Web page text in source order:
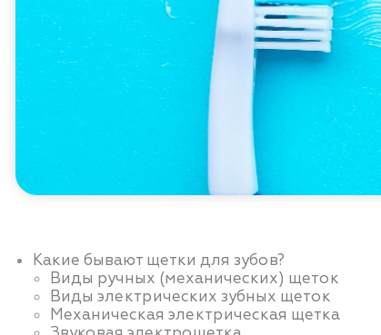
Какие бывают щетки для зубов?
Виды ручных (механических) щеток
Виды электрических зубных щеток
Механическая электрическая щетка